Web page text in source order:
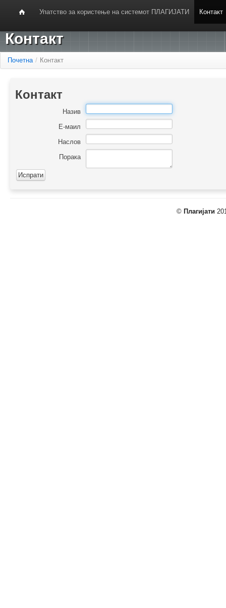
Упатство за користење на системот ПЛАГИЈАТИ Контакт
Контакт
Почетна / Контакт
Контакт
Назив
Е-маил
Наслов
Порака
© Плагијати